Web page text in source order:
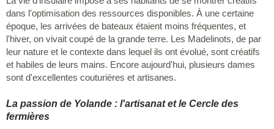
dans l'optimisation des ressources disponibles. À une certaine
époque, les arrivées de bateaux étaient moins fréquentes, et
l'hiver, on vivait coupé de la grande terre. Les Madelinots, de par
leur nature et le contexte dans lequel ils ont évolué, sont créatifs
et habiles de leurs mains. Encore aujourd'hui, plusieurs dames
sont d'excellentes couturières et artisanes.
La passion de Yolande : l'artisanat et le Cercle des
fermières